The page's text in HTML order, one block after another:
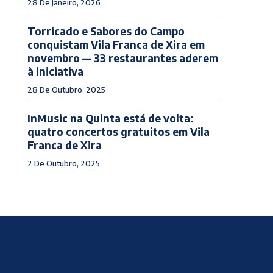
28 De Janeiro, 2026
Torricado e Sabores do Campo
conquistam Vila Franca de Xira em
novembro — 33 restaurantes aderem
à iniciativa
28 De Outubro, 2025
InMusic na Quinta está de volta:
quatro concertos gratuitos em Vila
Franca de Xira
2 De Outubro, 2025